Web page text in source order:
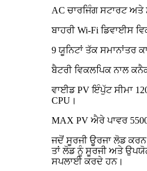
AC ਚਾਰਜਿੰਗ ਸਟਾਰਟ ਅਤੇ
ਬਾਹਰੀ Wi-Fi ਡਿਵਾਈਸ
9 ਯੂਨਿਟਾਂ ਤੱਕ ਸਮਾਨਾਂਤਰ
ਬੈਟਰੀ ਵਿਕਲਪਿਕ ਨਾਲ
ਵਾਈਡ PV ਇੰਪੁੱਟ ਸੀਮਾ
CPU।
MAX PV ਐਰੇ ਪਾਵਰ
ਜਦੋਂ ਸੂਰਜੀ ਊਰਜਾ ਲੋਡ ਕਰਨ
ਤਾਂ ਲੋਡ ਨੂੰ ਸੂਰਜੀ ਅਤੇ
ਸਪਲਾਈ ਕਰਦੇ ਹਨ।